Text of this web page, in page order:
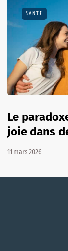
SANTÉ
Le
joie dans
11 mars 2026